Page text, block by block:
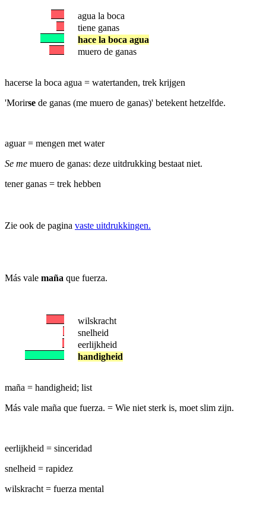
agua la boca
tiene ganas
hace la boca agua
muero de ganas
hacerse la boca agua = watertanden, trek krijgen
'Morirse de ganas (me muero de ganas)' betekent hetzelfde.
aguar = mengen met water
Se me muero de ganas: deze uitdrukking bestaat niet.
tener ganas = trek hebben
Zie ook de pagina vaste uitdrukkingen.
Más vale maña que fuerza.
wilskracht
snelheid
eerlijkheid
handigheid
maña = handigheid; list
Más vale maña que fuerza. = Wie niet sterk is, moet slim zijn.
eerlijkheid = sinceridad
snelheid = rapidez
wilskracht = fuerza mental